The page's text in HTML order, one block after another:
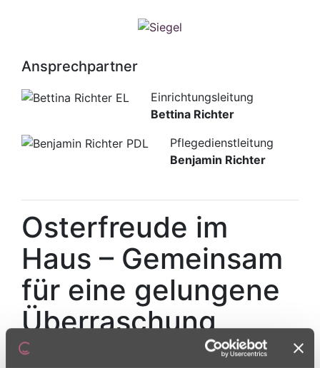
Ansprechpartner
Einrichtungsleitung
Bettina Richter
Pflegedienstleitung
Benjamin Richter
Osterfreude im
Haus – Gemeinsam
für eine gelungene
Überraschung